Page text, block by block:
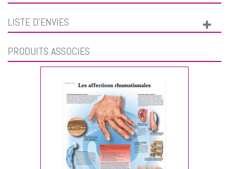
LISTE D'ENVIES
PRODUITS ASSOCIÉS